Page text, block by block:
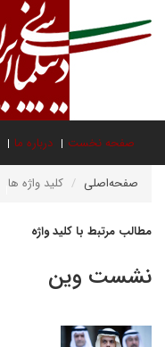
صفحه نخست درباره ما
صفحه‌اصلی کلید واژه ها
مطالب مرتبط با کلید واژه
نشست وین